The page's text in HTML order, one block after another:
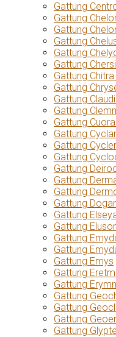
Gattung
Gattung
Gattung
Gattung
Gattung
Gattung
Gattung
Gattung
Gattung
Gattung
Gattung
Gattung
Gattung
Gattung
Gattung
Gattung
Gattung
Gattung
Gattung
Gattung Elusor
Gattung
Gattung
Gattung Emys
Gattung
Gattung
Gattung
Gattung
Gattung
Gattung